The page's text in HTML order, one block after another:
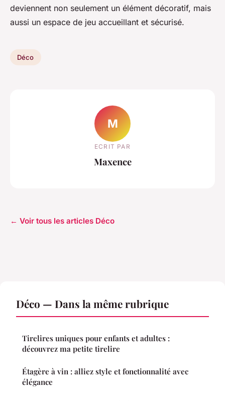
deviennent non seulement un élément décoratif, mais
aussi un espace de jeu accueillant et sécurisé.
Déco
M
ECRIT PAR
Maxence
← Voir tous les articles Déco
Déco — Dans la même rubrique
Tirelires uniques pour enfants et adultes :
découvrez ma petite tirelire
Étagère à vin : alliez style et fonctionnalité avec
élégance